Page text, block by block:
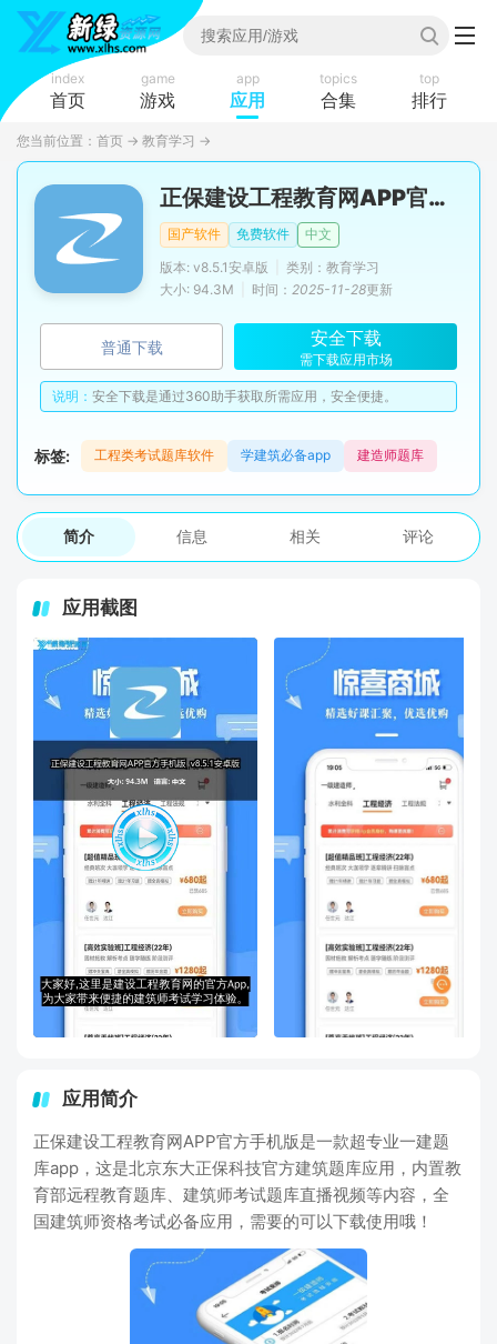
index
首页
game
游戏
app
应用
topics
合集
top
排行
您当前位置： 首页 → 教育学习 →
正保建设工程教育网APP官方手机版
国产软件 免费软件
中文
版本: v8.5.1安卓版
类别：教育学习
大小: 94.3M
时间： 2025-11-28更新
普通下载 安全下载
需下载应用市场
说明： 安全下载是通过360助手获取所需应用，安全便捷。
标签: 工程类考试题库软件 学建筑必备app 建造师题库
简介 信息 相关 评论
应用截图
应用简介
正保建设工程教育网APP官方手机版是一款超专业一建题
库app，这是北京东大正保科技官方建筑题库应用，内置教
育部远程教育题库、建筑师考试题库直播视频等内容，全
国建筑师资格考试必备应用，需要的可以下载使用哦！